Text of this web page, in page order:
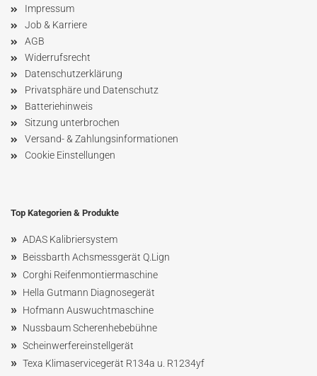
Impressum
Job & Karriere
AGB
Widerrufsrecht
Datenschutzerklärung
Privatsphäre und Datenschutz
Batteriehinweis
Sitzung unterbrochen
Versand- & Zahlungsinformationen
Cookie Einstellungen
Top Kategorien & Produkte
» ADAS Kalibriersystem
» Beissbarth Achsmessgerät Q.Lign
» Corghi Reifenmontiermaschine
» Hella Gutmann Diagnosegerät
» Hofmann Auswuchtmaschine
» NussbaumScherenhebebühne
» Scheinwerfereinstellgerät
» Texa Klimaservicegerät R134a u. R1234yf